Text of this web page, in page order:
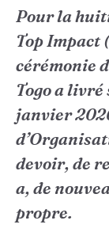
Pour la
Top Impact
cérémonie
Togo a livré
janvier
devoir, de
a, de
propre.